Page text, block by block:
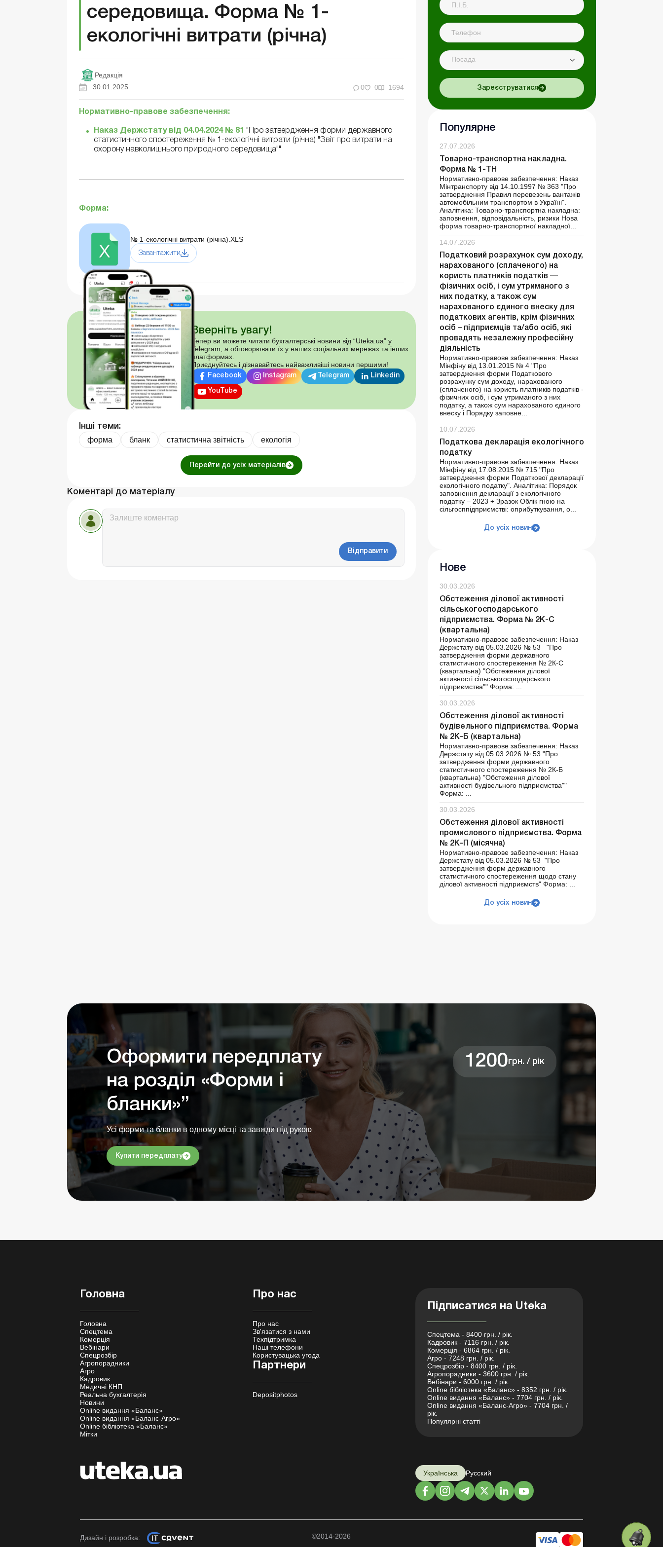
середовища. Форма № 1-
екологічні витрати (річна)
Редакція
30.01.2025
0 0 1694
Нормативно-правове забезпечення:
Наказ Держстату від 04.04.2024 № 81 "Про затвердження форми державного
статистичного спостереження № 1-екологічні витрати (річна) "Звіт про витрати на
охорону навколишнього природного середовища""
Форма:
№ 1-екологічні витрати (річна).XLS
Завантажити
Зверніть увагу!
Тепер ви можете читати бухгалтерські новини від “Uteka.ua” у
Telegram, а обговорювати їх у наших соціальних мережах та інших
платформах.
Приєднуйтесь і дізнавайтесь найважливіші новини першими!
Facebook Instagram Telegram Linkedin
YouTube
Інші теми:
форма бланк статистична звітність екологія
Перейти до усіх матеріалів
Коментарі до матеріалу
Відправити
Посада
Зареєструватися
Популярне
27.07.2026
Товарно-транспортна накладна.
Форма № 1-ТН
Нормативно-правове забезпечення: Наказ
Мінтранспорту від 14.10.1997 № 363 "Про
затвердження Правил перевезень вантажів
автомобільним транспортом в Україні".
Аналітика: Товарно-транспортна накладна:
заповнення, відповідальність, ризики Нова
форма товарно-транспортної накладної...
14.07.2026
Податковий розрахунок сум доходу,
нарахованого (сплаченого) на
користь платників податків —
фізичних осіб, і сум утриманого з
них податку, а також сум
нарахованого єдиного внеску для
податкових агентів, крім фізичних
осіб – підприємців та/або осіб, які
провадять незалежну професійну
діяльність
Нормативно-правове забезпечення: Наказ
Мінфіну від 13.01.2015 № 4 "Про
затвердження форми Податкового
розрахунку сум доходу, нарахованого
(сплаченого) на користь платників податків -
фізичних осіб, і сум утриманого з них
податку, а також сум нарахованого єдиного
внеску і Порядку заповне...
10.07.2026
Податкова декларація екологічного
податку
Нормативно-правове забезпечення: Наказ
Мінфіну від 17.08.2015 № 715 "Про
затвердження форми Податкової декларації
екологічного податку". Аналітика: Порядок
заповнення декларації з екологічного
податку – 2023 + Зразок Облік гною на
сільгосппідприємстві: оприбуткування, о...
До усіх новин
Нове
30.03.2026
Обстеження ділової активності
сільськогосподарського
підприємства. Форма № 2К-С
(квартальна)
Нормативно-правове забезпечення: Наказ
Держстату від 05.03.2026 № 53 "Про
затвердження форми державного
статистичного спостереження № 2К-С
(квартальна) "Обстеження ділової
активності сільськогосподарського
підприємства"" Форма: ...
30.03.2026
Обстеження ділової активності
будівельного підприємства. Форма
№ 2К-Б (квартальна)
Нормативно-правове забезпечення: Наказ
Держстату від 05.03.2026 № 53 "Про
затвердження форми державного
статистичного спостереження № 2К-Б
(квартальна) "Обстеження ділової
активності будівельного підприємства""
Форма: ...
30.03.2026
Обстеження ділової активності
промислового підприємства. Форма
№ 2К-П (місячна)
Нормативно-правове забезпечення: Наказ
Держстату від 05.03.2026 № 53 "Про
затвердження форм державного
статистичного спостереження щодо стану
ділової активності підприємств" Форма: ...
До усіх новин
Оформити передплату
на розділ «Форми і
бланки»”
Усі форми та бланки в одному місці та завжди під рукою
Купити передплату
1200грн. / рік
Головна
Головна
Спецтема
Комерція
Вебінари
Спецрозбір
Агропорадники
Агро
Кадровик
Медичні КНП
Реальна бухгалтерія
Новини
Online видання «Баланс»
Online видання «Баланс-Агро»
Online бібліотека «Баланс»
Мітки
Про нас
Про нас
Зв'язатися з нами
Техпідтримка
Наші телефони
Користувацька угода
Партнери
Depositphotos
Підписатися на Uteka
Спецтема - 8400 грн. / рік.
Кадровик - 7116 грн. / рік.
Комерція - 6864 грн. / рік.
Агро - 7248 грн. / рік.
Спецрозбір - 8400 грн. / рік.
Агропорадники - 3600 грн. / рік.
Вебінари - 6000 грн. / рік.
Online бібліотека «Баланс» - 8352 грн. / рік.
Online видання «Баланс» - 7704 грн. / рік.
Online видання «Баланс-Агро» - 7704 грн. /
рік.
Популярні статті
Українська Русский
Дизайн і розробка: ©2014-2026